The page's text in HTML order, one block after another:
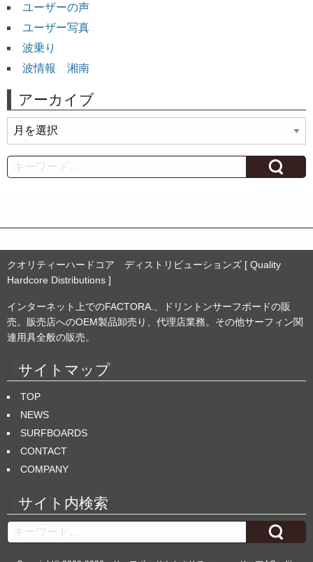
ユーザーの声
ユーザー写真
波乗り
波情報 湘南
アーカイブ
ー
カ
イ
Search
クオリティーハードコア ディストリビューションズ [ Quality
Hardcore Distributions ]
インターネット上でのFACTORA.、ドリントンサーフボードの販
売。販売店へのOEM製品卸売り、代理店業務。その他サーフィン関
連用具全般の販売。
サイトマップ
TOP
NEWS
SURFBOARDS
CONTACT
COMPANY
サイト内検索
Search